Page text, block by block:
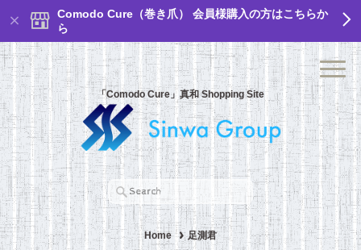
Comodo Cure（巻き爪） 会員様購入の方はこちらか
ら
「Comodo Cure」真和 Shopping Site
Home 足測君